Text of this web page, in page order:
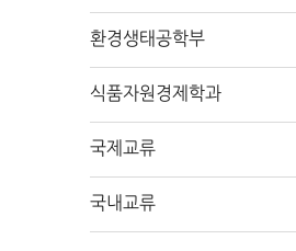
환경생태공학부
식품자원경제학과
국제교류
국내교류